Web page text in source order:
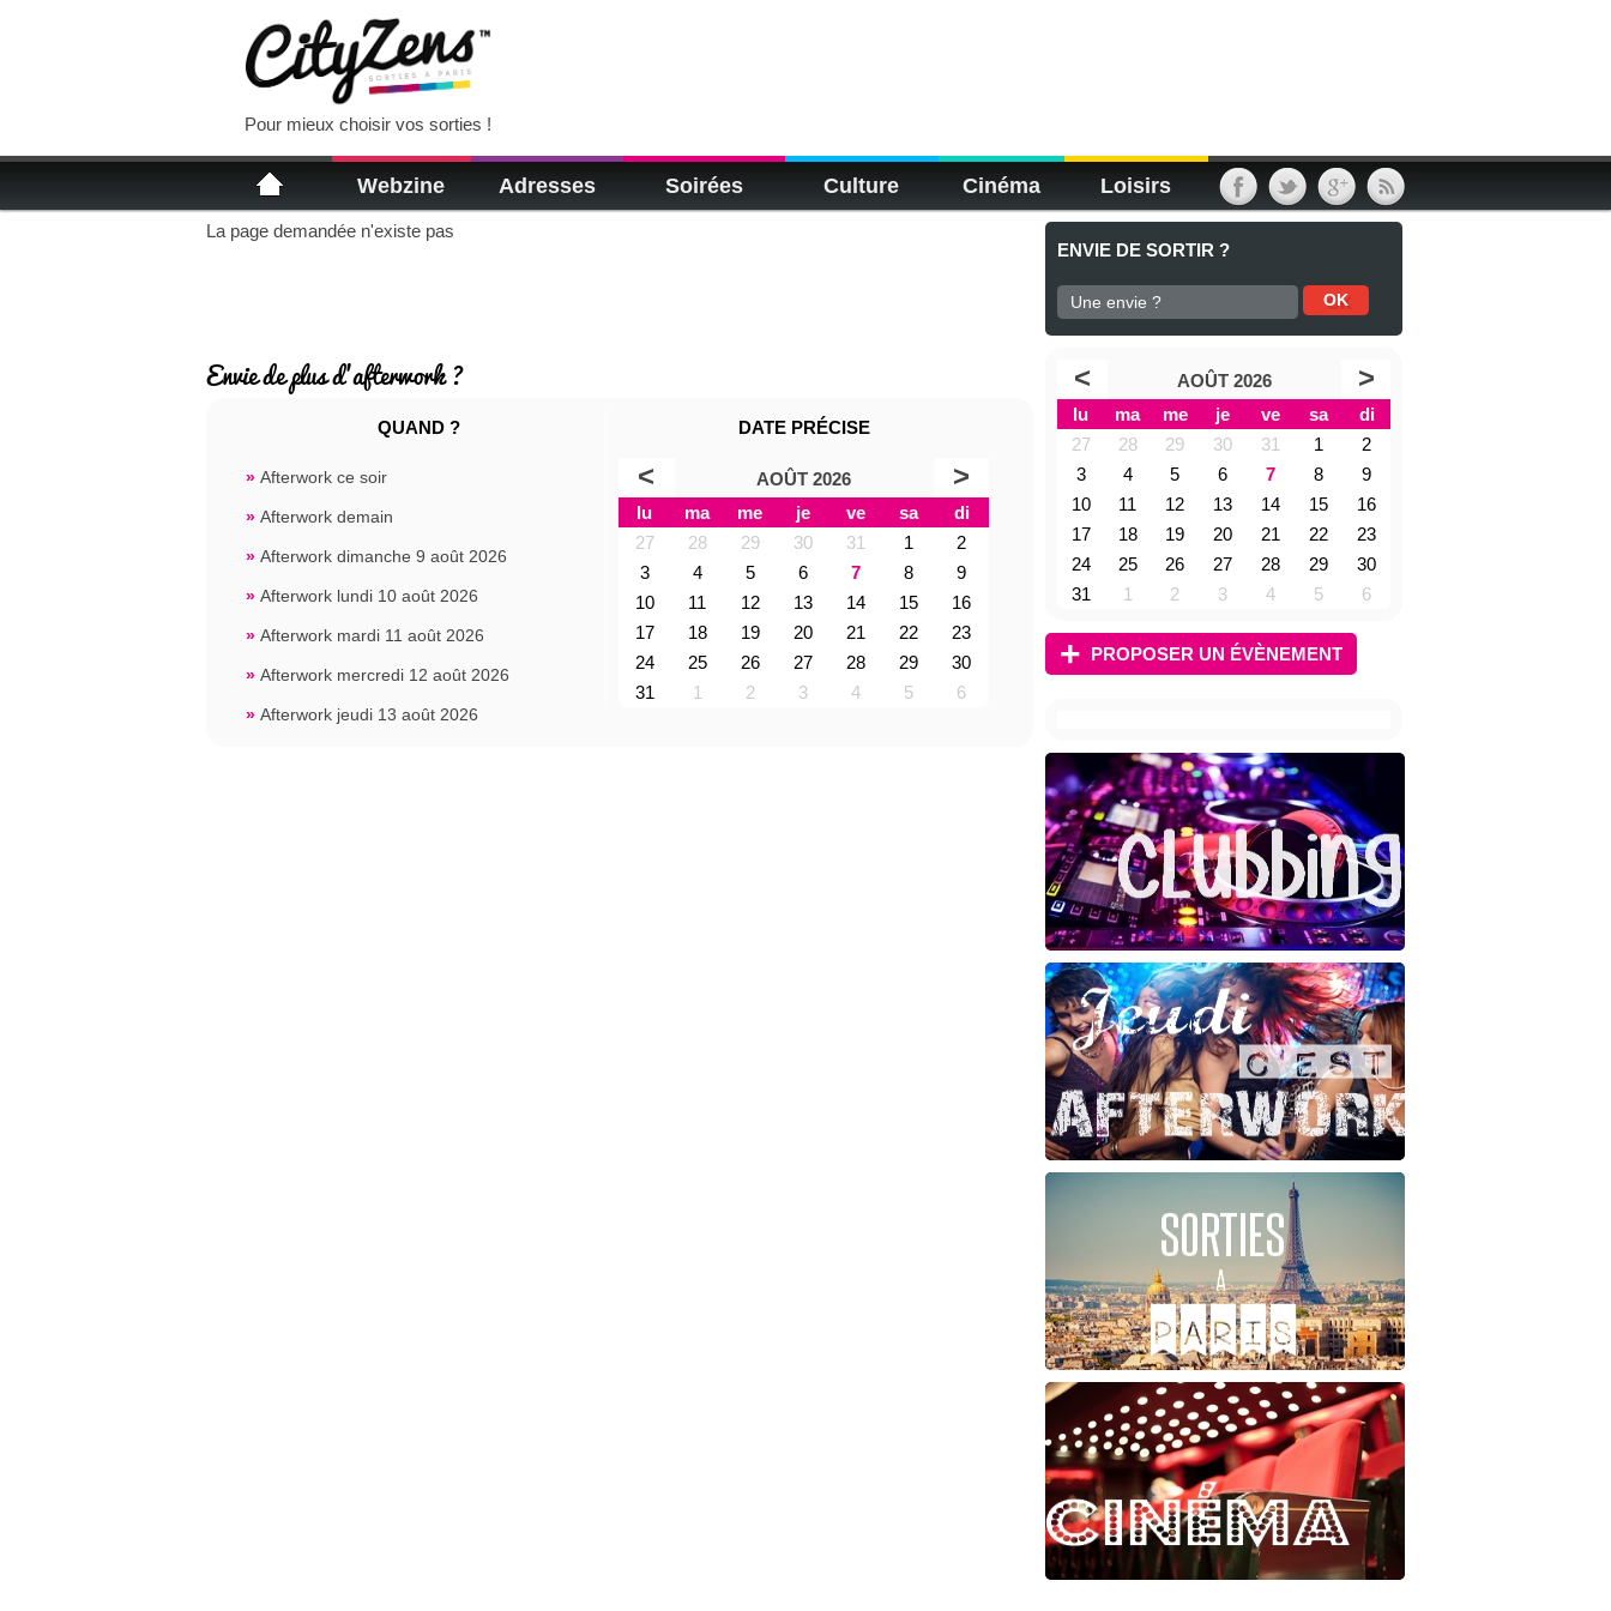
Pour mieux choisir vos sorties !
Webzine Adresses Soirées Culture Cinéma Loisirs
La page demandée n'existe pas
Envie de plus d'afterwork ?
QUAND ?
»Afterwork ce soir
»Afterwork demain
»Afterwork dimanche 9 août 2026
»Afterwork lundi 10 août 2026
»Afterwork mardi 11 août 2026
»Afterwork mercredi 12 août 2026
»Afterwork jeudi 13 août 2026
DATE PRÉCISE
< AOÛT 2026 >
lu ma me je ve sa
di
27
28 29 30 31 1
2
3
4 5 6 7 8
9
10
11 12 13 14 15
16
17
18 19 20 21 22
23
24
25 26 27 28 29
30
31
1 2 3 4 5 6
ENVIE DE SORTIR ?
< AOÛT 2026 >
lu ma me je ve sa
di
27
28 29 30 31 1
2
3
4 5 6 7 8
9
10
11 12 13 14 15
16
17
18 19 20 21 22
23
24
25 26 27 28 29
30
31
1 2 3 4 5 6
PROPOSER UN ÉVÈNEMENT